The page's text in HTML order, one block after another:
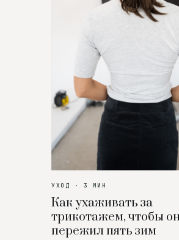
УХОД · 3 МИН
Как ухаживать за
трикотажем, чтобы
пережил пять зим